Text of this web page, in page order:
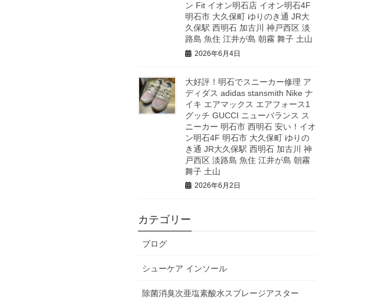
ン Fit イオン明石店 イオン明石4F
明石市 大久保町 ゆりのき通 JR大
久保駅 西明石 加古川 神戸西区 淡
路島 魚住 江井が島 朝霧 舞子 土山
2026年6月4日
大好評！明石でスニーカー修理 ア
ディダス adidas stansmith Nike ナ
イキ エアマックス エアフォース1
グッチ GUCCI ニューバランス ス
ニーカー 明石市 西明石 安い！イオ
ン明石4F 明石市 大久保町 ゆりの
き通 JR大久保駅 西明石 加古川 神
戸西区 淡路島 魚住 江井が島 朝霧
舞子 土山
2026年6月2日
カテゴリー
ブログ
シューケア インソール
除菌消臭次亜塩素酸水スプレージアスター